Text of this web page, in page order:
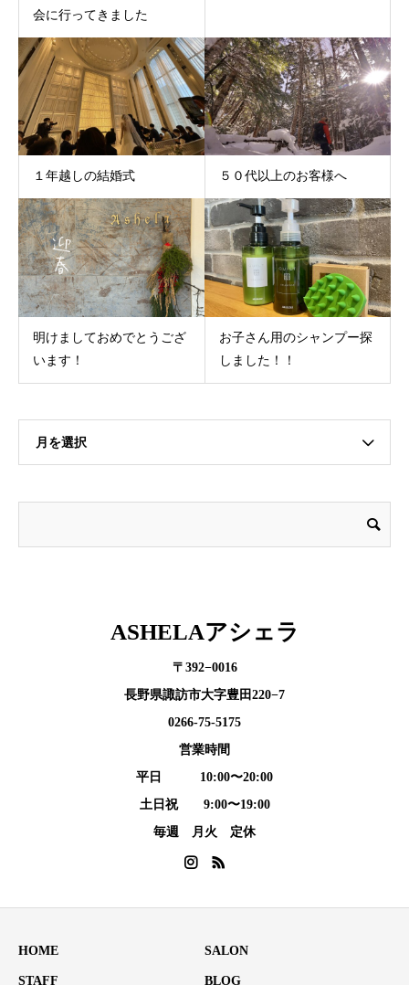
会に行ってきました
１年越しの結婚式 ５０代以上のお客様へ
明けましておめでとうござ
います！
お子さん用のシャンプー探
しました！！
月を選択
ASHELAアシェラ
〒392−0016
長野県諏訪市大字豊田220−7
0266-75-5175
営業時間
平日 10:00〜20:00
土日祝 9:00〜19:00
毎週 月火 定休
HOME SALON
STAFF BLOG